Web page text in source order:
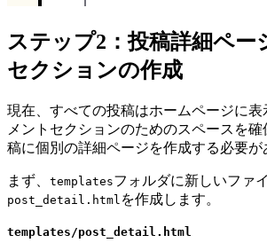
ステップ2：投稿詳細ペー
セクションの作成
現在、すべての投稿はホームページに表
メントセクションのためのスペースを
稿に個別の詳細ページを作成する必要が
まず、 templatesフォルダに新しいファ
post_detail.html を作成します。
templates/post_detail.html